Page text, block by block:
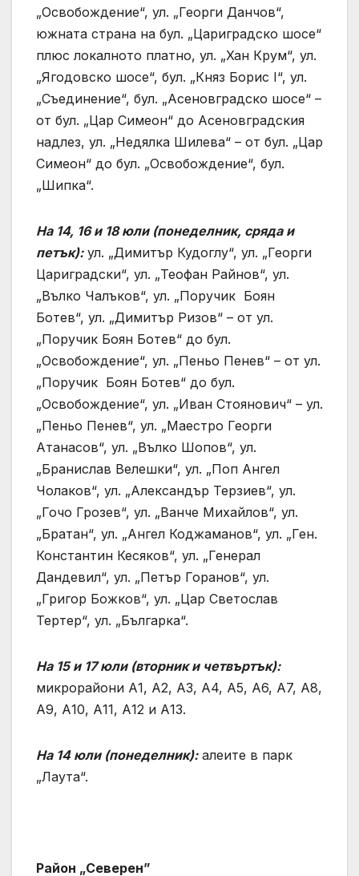
„Освобождение“, ул. „Георги Данчов“,
южната страна на бул. „Цариградско шосе“
плюс локалното платно, ул. „Хан Крум“, ул.
„Ягодовско шосе“, бул. „Княз Борис I“, ул.
„Съединение“, бул. „Асеновградско шосе“ –
от бул. „Цар Симеон“ до Асеновградския
надлез, ул. „Недялка Шилева“ – от бул. „Цар
Симеон“ до бул. „Освобождение“, бул.
„Шипка“.
На 14, 16 и 18 юли (понеделник, сряда и
петък):ул. „Димитър Кудоглу“, ул. „Георги
Цариградски“, ул. „Теофан Райнов“, ул.
„Вълко Чалъков“, ул. „Поручик Боян
Ботев“, ул. „Димитър Ризов“ – от ул.
„Поручик Боян Ботев“ до бул.
„Освобождение“, ул. „Пеньо Пенев“ – от ул.
„Поручик Боян Ботев“ до бул.
„Освобождение“, ул. „Иван Стоянович“ – ул.
„Пеньо Пенев“, ул. „Маестро Георги
Атанасов“, ул. „Вълко Шопов“, ул.
„Бранислав Велешки“, ул. „Поп Ангел
Чолаков“, ул. „Александър Терзиев“, ул.
„Гочо Грозев“, ул. „Ванче Михайлов“, ул.
„Братан“, ул. „Ангел Коджаманов“, ул. „Ген.
Константин Кесяков“, ул. „Генерал
Дандевил“, ул. „Петър Горанов“, ул.
„Григор Божков“, ул. „Цар Светослав
Тертер“, ул. „Българка“.
На 15 и 17 юли (вторник и четвъртък):
микрорайони А1, А2, А3, А4, А5, А6, А7, А8,
А9, А10, А11, А12 и А13.
На 14 юли (понеделник):алеите в парк
„Лаута“.
Район „Северен”